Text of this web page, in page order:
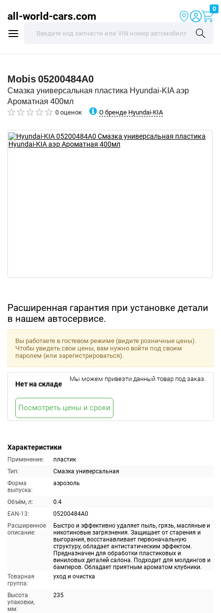
all-world-cars.com
0
Mobis05200484A0
Смазка универсальная пластика Hyundai-KIA аэр
Ароматная 400мл
0 оценок О бренде Hyundai-KIA
Расширенная гарантия при установке детали
в нашем автосервисе.
Характеристики
Применение:
пластик
Тип:
Смазка универсальная
Форма
выпуска:
аэрозоль
Объём, л:
0.4
EAN-13:
05200484A0
Расширенное
описание:
Быстро и эффективно удаляет пыль, грязь, масляные и
никотиновые загрязнения. Защищает от старения и
выгорания, восстанавливает первоначальную
структуру, обладает антистатическим эффектом.
Предназначен для обработки пластиковых и
виниловых деталей салона. Подходит для молдингов и
бамперов. Обладает приятным ароматом клубники.
Товарная
группа:
уход и очистка
Высота
упаковки,
мм:
235
Вы работаете в гостевом режиме (видите розничные цены).
Чтобы увидеть свои цены, вам нужно войти под своим
паролем (или зарегистрироваться).
Нет на складе
Мы можем привезти данный товар под заказ.
Посмотреть цены и сроки